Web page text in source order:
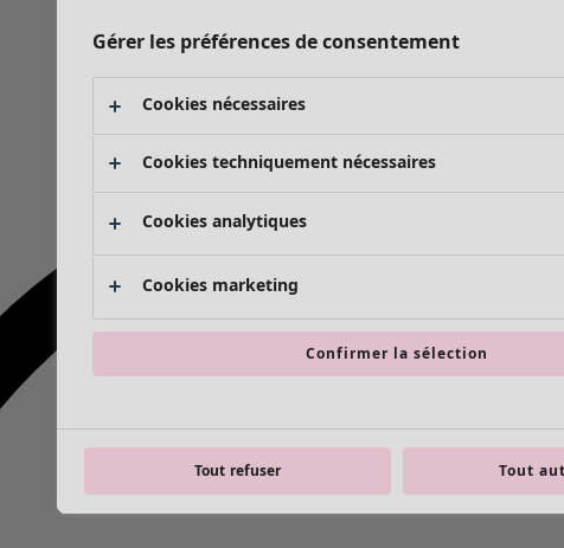
Gérer les préférences de consentement
Cookies nécessaires
Cookies techniquement nécessaires
Cookies analytiques
Cookies marketing
Confirmer la sélection
Tout refuser Tout